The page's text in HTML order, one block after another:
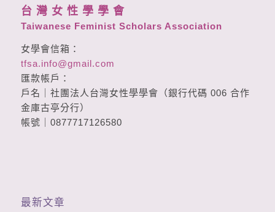
台 灣 女 性 學 學 會
Taiwanese Feminist Scholars Association
女學會信箱：
tfsa.info@gmail.com
匯款帳戶：
戶名｜社團法人台灣女性學學會（銀行代碼 006 合作
金庫古亭分行）
帳號｜0877717126580
最新文章